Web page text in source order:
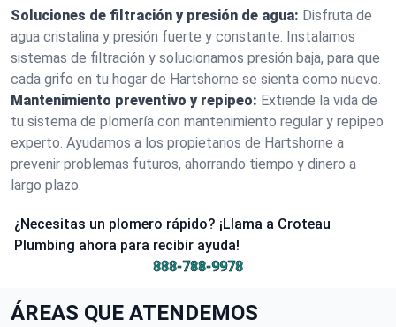
Soluciones de filtración y presión de agua: Disfruta de
agua cristalina y presión fuerte y constante. Instalamos
sistemas de filtración y solucionamos presión baja, para que
cada grifo en tu hogar de Hartshorne se sienta como nuevo.
Mantenimiento preventivo y repipeo: Extiende la vida de
tu sistema de plomería con mantenimiento regular y repipeo
experto. Ayudamos a los propietarios de Hartshorne a
prevenir problemas futuros, ahorrando tiempo y dinero a
largo plazo.
¿Necesitas un plomero rápido? ¡Llama a Croteau
Plumbing ahora para recibir ayuda!
888-788-9978
ÁREAS QUE ATENDEMOS